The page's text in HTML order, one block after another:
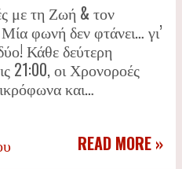
με τη Ζωή & τον
φωνή δεν φτάνει… γι’
Κάθε δεύτερη
21:00, οι Χρονοροές
και…
ιστορίες και νέα από
κόσμο, με χιούμορ,
READ MORE »